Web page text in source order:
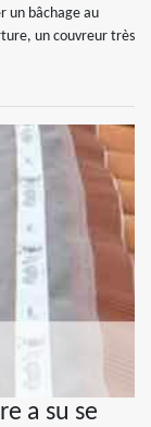
un bâchage au
un couvreur très
a su se